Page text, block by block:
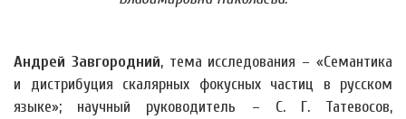
Андрей Завгородний, тема исследования – «Семантика
и дистрибуция скалярных фокусных частиц в русском
языке»; научный руководитель – С. Г. Татевосов,